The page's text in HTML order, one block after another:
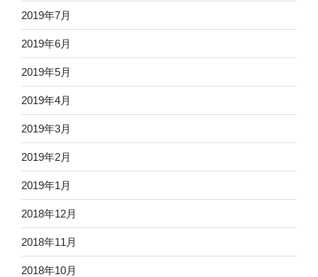
2019年7月
2019年6月
2019年5月
2019年4月
2019年3月
2019年2月
2019年1月
2018年12月
2018年11月
2018年10月